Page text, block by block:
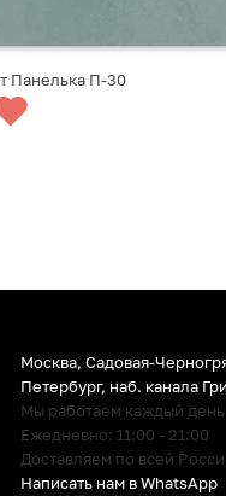
О ПОСТУПЛЕНИИ
Панелька П-30
Москва, Садовая-
Петербург, наб. канала
Мы работаем каждый день
Ежедневно: 11:00 - 21:00
Доставляем по всей
Написать нам в WhatsApp